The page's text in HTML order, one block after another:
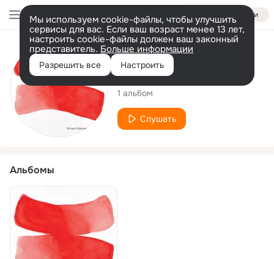
Войти
Мы используем cookie-файлы, чтобы улучшить
сервисы для вас. Если ваш возраст менее 13 лет,
настроить cookie-файлы должен ваш законный
представитель. Больше информации
Разрешить все Настроить
Исполнитель
Richard Steinbach
1 альбом
Слушать
Альбомы